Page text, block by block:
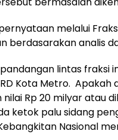
melalui
berdasarakan analis
lintas fraksi
Kota Metro. Apakah
Rp 20 milyar atau
ketok palu sidang
Nasional